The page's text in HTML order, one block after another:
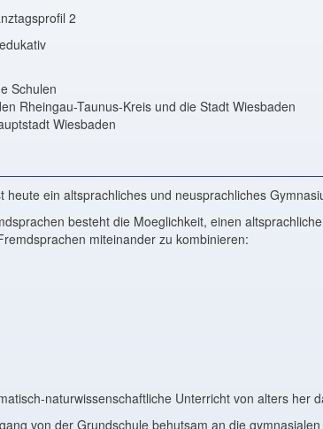
2
Schulen
Rheingau-Taunus-Kreis und die Stadt Wiesbaden
Wiesbaden
ein altsprachliches und neusprachliches
besteht die Moeglichkeit, einen
miteinander zu kombinieren:
naturwissenschaftliche Unterricht von alters her
von der Grundschule behutsam an die